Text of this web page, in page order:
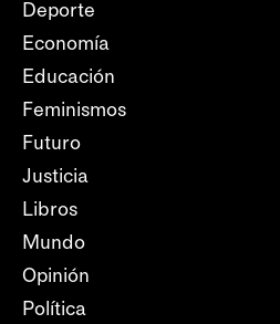
Deporte
Economía
Educación
Feminismos
Futuro
Justicia
Libros
Mundo
Opinión
Política